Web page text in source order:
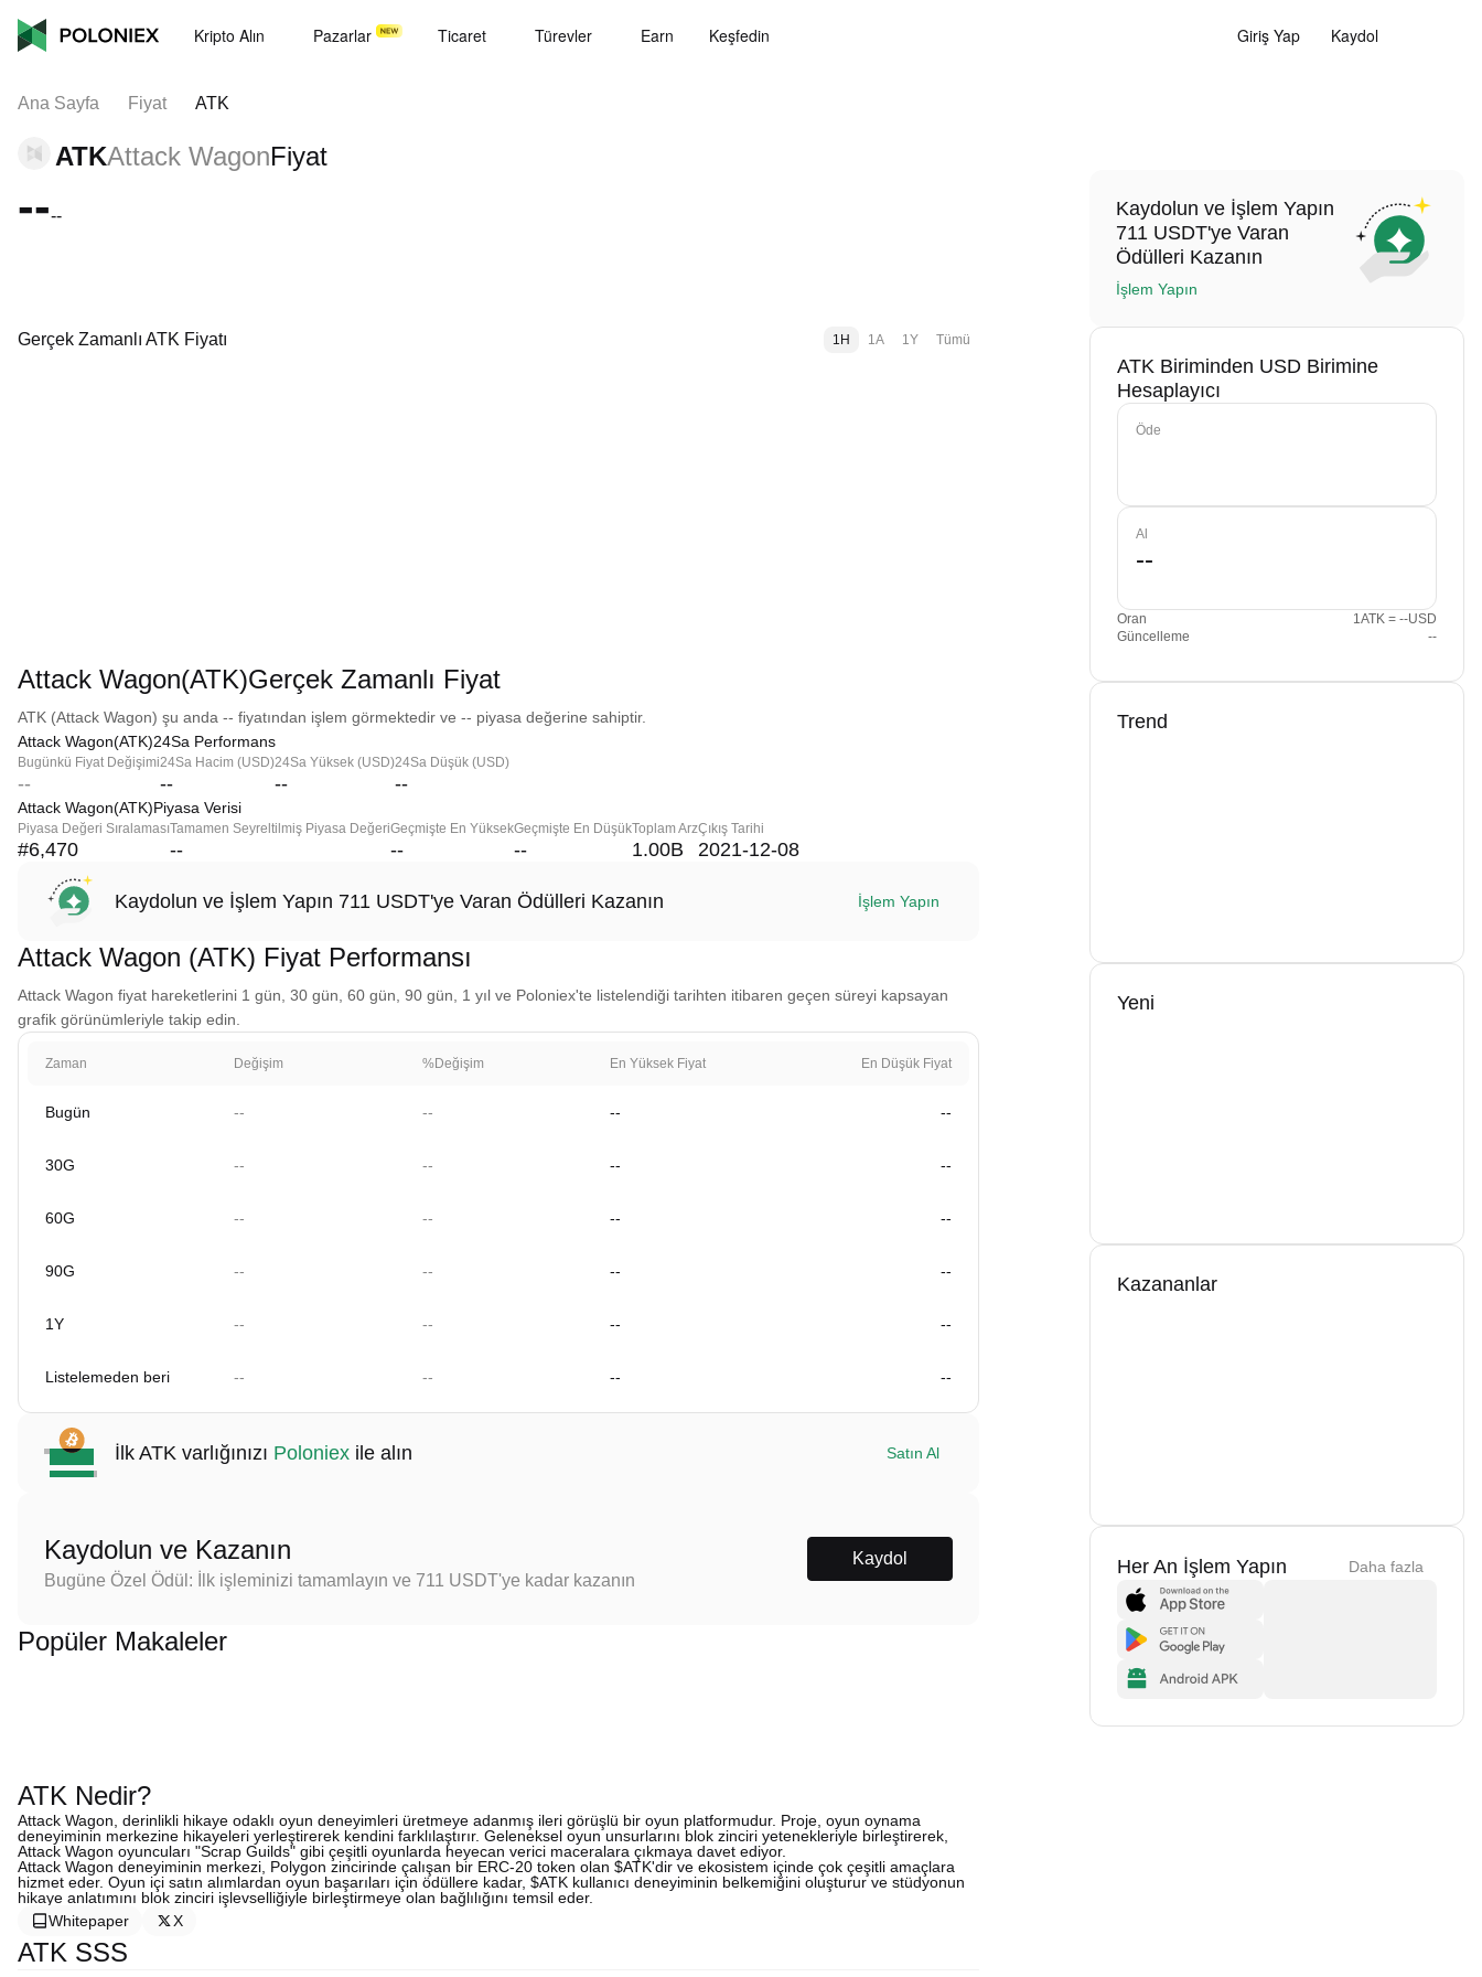
Kripto Alın Pazarlar Ticaret Türevler Earn Keşfedin Giriş Yap Kaydol
Ana Sayfa Fiyat ATK
ATKAttack WagonFiyat
----
Gerçek Zamanlı ATK Fiyatı 1H 1A 1Y Tümü
Attack Wagon(ATK)Gerçek Zamanlı Fiyat
ATK (Attack Wagon) şu anda -- fiyatından işlem görmektedir ve -- piyasa değerine sahiptir.
Attack Wagon(ATK)24Sa Performans
Bugünkü Fiyat Değişimi
--
24Sa Hacim (USD)
--
24Sa Yüksek (USD)
--
24Sa Düşük (USD)
--
Attack Wagon(ATK)Piyasa Verisi
Piyasa Değeri Sıralaması
#6,470
Tamamen Seyreltilmiş Piyasa Değeri
--
Geçmişte En Yüksek
--
Geçmişte En Düşük
--
Toplam Arz
1.00B
Çıkış Tarihi
2021-12-08
Kaydolun ve İşlem Yapın 711 USDT'ye Varan Ödülleri Kazanın İşlem Yapın
Attack Wagon (ATK) Fiyat Performansı
Attack Wagon fiyat hareketlerini 1 gün, 30 gün, 60 gün, 90 gün, 1 yıl ve Poloniex'te listelendiği tarihten itibaren geçen süreyi kapsayan
grafik görünümleriyle takip edin.
Zaman Değişim %Değişim En Yüksek Fiyat En Düşük Fiyat
Bugün -- -- -- --
30G -- -- -- --
60G -- -- -- --
90G -- -- -- --
1Y -- -- -- --
Listelemeden beri -- -- -- --
İlk ATK varlığınızı Poloniex ile alın Satın Al
Kaydolun ve Kazanın
Bugüne Özel Ödül: İlk işleminizi tamamlayın ve 711 USDT'ye kadar kazanın
Kaydol
Popüler Makaleler
ATK Nedir?
Attack Wagon, derinlikli hikaye odaklı oyun deneyimleri üretmeye adanmış ileri görüşlü bir oyun platformudur. Proje, oyun oynama
deneyiminin merkezine hikayeleri yerleştirerek kendini farklılaştırır. Geleneksel oyun unsurlarını blok zinciri yetenekleriyle birleştirerek,
Attack Wagon oyuncuları "Scrap Guilds" gibi çeşitli oyunlarda heyecan verici maceralara çıkmaya davet ediyor.
Attack Wagon deneyiminin merkezi, Polygon zincirinde çalışan bir ERC-20 token olan $ATK'dir ve ekosistem içinde çok çeşitli amaçlara
hizmet eder. Oyun içi satın alımlardan oyun başarıları için ödüllere kadar, $ATK kullanıcı deneyiminin belkemiğini oluşturur ve stüdyonun
hikaye anlatımını blok zinciri işlevselliğiyle birleştirmeye olan bağlılığını temsil eder.
Whitepaper
X
ATK SSS
Kaydolun ve İşlem Yapın
711 USDT'ye Varan
Ödülleri Kazanın
İşlem Yapın
ATK Biriminden USD Birimine
Hesaplayıcı
Öde
Al
Oran
1ATK = --USD
Güncelleme
--
Trend
Yeni
Kazananlar
Her An İşlem Yapın Daha fazla